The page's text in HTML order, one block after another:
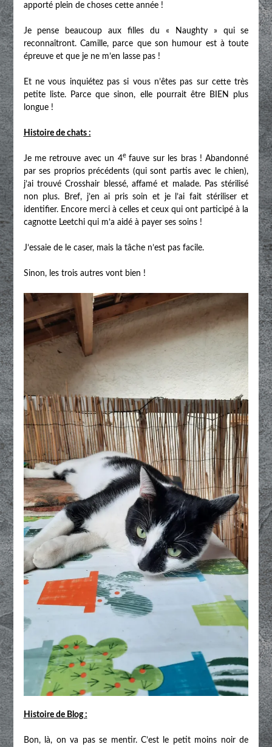
apporté plein de choses cette année !
Je pense beaucoup aux filles du « Naughty » qui se
reconnaîtront. Camille, parce que son humour est à toute
épreuve et que je ne m’en lasse pas !
Et ne vous inquiétez pas si vous n’êtes pas sur cette très
petite liste. Parce que sinon, elle pourrait être BIEN plus
longue !
Histoire de chats :
Je me retrouve avec un 4efauve sur les bras ! Abandonné
par ses proprios précédents (qui sont partis avec le chien),
j’ai trouvé Crosshair blessé, affamé et malade. Pas stérilisé
non plus. Bref, j’en ai pris soin et je l’ai fait stériliser et
identifier. Encore merci à celles et ceux qui ont participé à la
cagnotte Leetchi qui m’a aidé à payer ses soins !
J’essaie de le caser, mais la tâche n’est pas facile.
Sinon, les trois autres vont bien !
Histoire de Blog :
Bon, là, on va pas se mentir. C’est le petit moins noir de